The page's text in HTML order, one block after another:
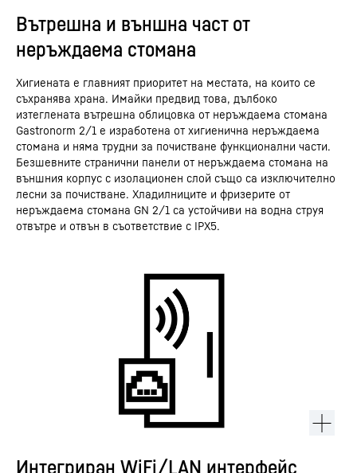
Вътрешна и външна част от
неръждаема стомана
Хигиената е главният приоритет на местата, на които се
съхранява храна. Имайки предвид това, дълбоко
изтеглената вътрешна облицовка от неръждаема стомана
Gastronorm 2/1 е изработена от хигиенична неръждаема
стомана и няма трудни за почистване функционални части.
Безшевните странични панели от неръждаема стомана на
външния корпус с изолационен слой също са изключително
лесни за почистване. Хладилниците и фризерите от
неръждаема стомана GN 2/1 са устойчиви на водна струя
отвътре и отвън в съответствие с IPX5.
Интегриран WiFi/LAN интерфейс